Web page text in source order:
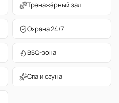
Тренажёрный зал
Охрана 24/7
BBQ-зона
Спа и сауна